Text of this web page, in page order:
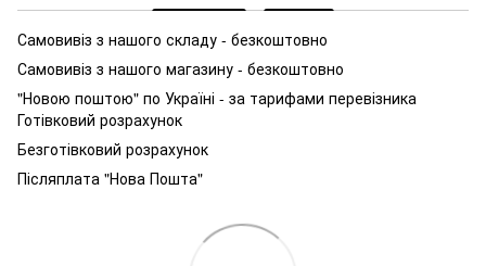
Самовивіз з нашого складу - безкоштовно
Самовивіз з нашого магазину - безкоштовно
"Новою поштою" по Україні - за тарифами перевізника
Готівковий розрахунок
Безготівковий розрахунок
Післяплата "Нова Пошта"